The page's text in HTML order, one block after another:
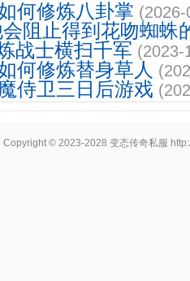
何修炼八卦掌
阻止得到花吻蜘蛛
战士横扫千军 (2023-
何修炼替身草人
侍卫三日后游戏
Copyright © 2023-2028变态传奇私服